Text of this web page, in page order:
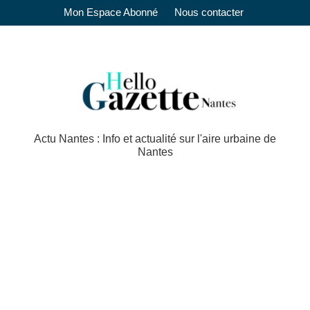
Mon Espace Abonné Nous contacter
Actu Nantes : Info et actualité sur l'aire urbaine de
Nantes